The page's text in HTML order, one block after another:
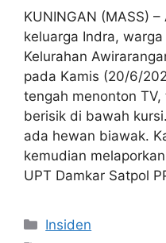
KUNINGAN (MASS)
keluarga Indra,
Kelurahan
pada Kamis (20/6/
tengah menonton
berisik di bawah
ada hewan biawak.
kemudian
UPT Damkar Satpol
Kategori
Insiden